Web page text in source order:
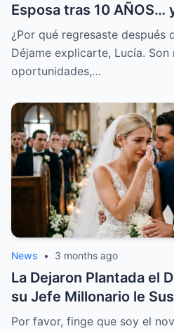
Esposa tras 10 AÑOS…
en SHOCK
¿Por qué regresaste
Déjame explicarte, Lucía. Son
oportunidades,…
News • 3 months ago
La Dejaron Plantada el
su Jefe Millonario le
SOY el NOVIO”
Por favor, finge que soy el